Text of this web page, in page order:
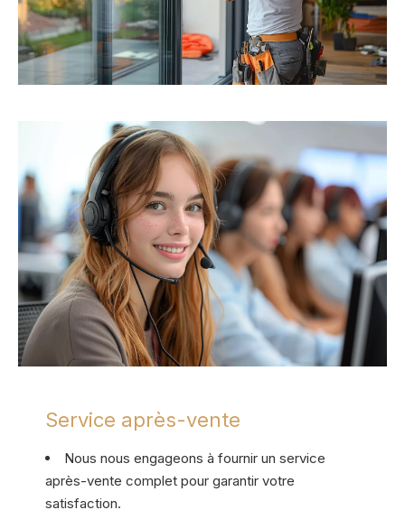
Service après-vente
Nous nous engageons à fournir un service
après-vente complet pour garantir votre
satisfaction.